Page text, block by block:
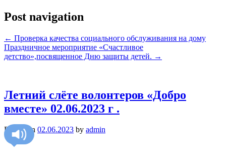
Post navigation
← Проверка качества социального обслуживания на дому
Праздничное мероприятие «Счастливое
детство»,посвященное Дню защиты детей. →
Летний слёте волонтеров «Добро
вместе» 02.06.2023 г .
Posted on 02.06.2023 by admin